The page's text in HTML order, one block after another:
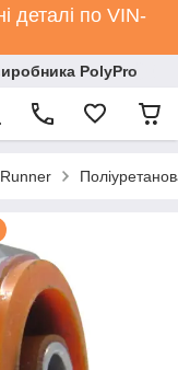
деталі по VIN-
PolyPro